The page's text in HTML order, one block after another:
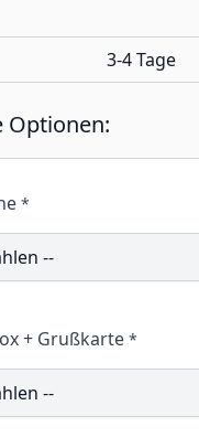
3-4 Tage
Optionen:
*
+ Grußkarte *